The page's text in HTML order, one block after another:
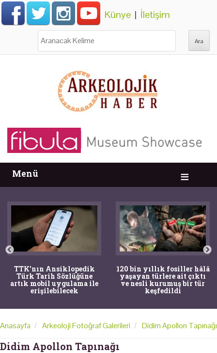
Künye | İletişim
Menü
TTK'nın Ansiklopedik
Türk Tarih Sözlüğüne
artık mobil uygulama ile
erişilebilecek
120 bin yıllık fosiller hâlâ
yaşayan türlere ait çıktı
ve nesli kurumuş bir tür
keşfedildi
Anasayfa Arkeoloji Fotoğraf Galerileri Didim Apollon Tapınağı
Didim Apollon Tapınağı